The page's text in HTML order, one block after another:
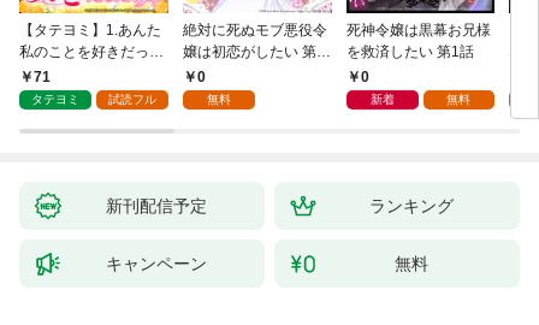
【タテヨミ】1.あんた
私のことを好きだった
の？
71
タテヨミ 試読フル
絶対に死ぬモブ悪役令
嬢は初恋がしたい 第1
話0
無料
死神令嬢は黒幕お兄様
を救済したい 第1話
0
新着 無料
な
新刊配信予定 ランキング
キャンペーン 無料